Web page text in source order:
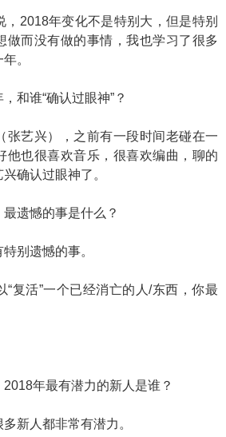
2018年变化不是特别大，但是特别
做而没有做的事情，我也学习了很多
。
谁“确认过眼神”？
艺兴），之前有一段时间老碰在一
他也很喜欢音乐，很喜欢编曲，聊的
确认过眼神了。
遗憾的事是什么？
别遗憾的事。
活”一个已经消亡的人/东西，你最
年最有潜力的新人是谁？
人都非常有潜力。